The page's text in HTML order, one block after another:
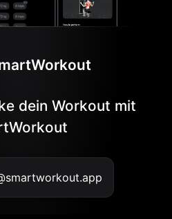
dein Workout mit